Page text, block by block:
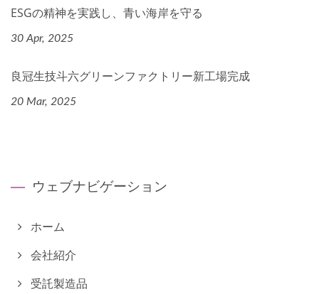
ESGの精神を実践し、青い海岸を守る
30 Apr, 2025
良冠生技斗六グリーンファクトリー新工場完成
20 Mar, 2025
ウェブナビゲーション
ホーム
会社紹介
受託製造品